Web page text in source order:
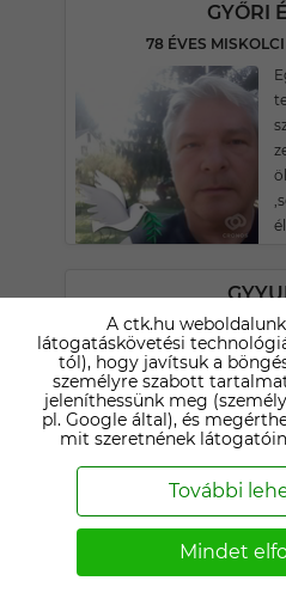
GYŐRI
78 ÉVES
71 ÉVES
A ctk.hu
látogatáskövetési
tól), hogy javítsuk a
személyre szabott
jeleníthessünk meg
pl. Google által), és
mit szeretnének
További
Mindet